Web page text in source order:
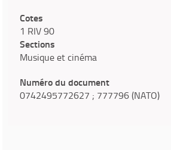
Cotes
1 RIV 90
Sections
Musique et cinéma
Numéro du document
0742495772627 ; 777796 (NATO)